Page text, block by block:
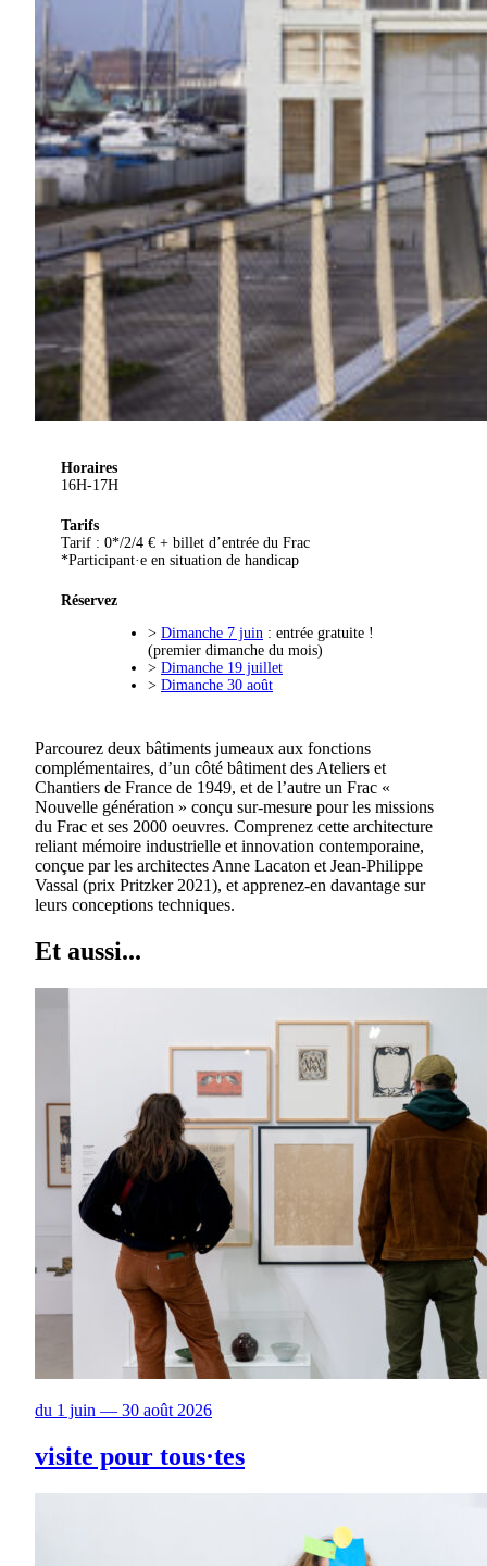
Horaires
16H-17H
Tarifs
Tarif : 0*/2/4 € + billet d’entrée du Frac
*Participant·e en situation de handicap
Réservez
> Dimanche 7 juin : entrée gratuite !
(premier dimanche du mois)
> Dimanche 19 juillet
> Dimanche 30 août
Parcourez deux bâtiments jumeaux aux fonctions
complémentaires, d’un côté bâtiment des Ateliers et
Chantiers de France de 1949, et de l’autre un Frac «
Nouvelle génération » conçu sur-mesure pour les missions
du Frac et ses 2000 oeuvres. Comprenez cette architecture
reliant mémoire industrielle et innovation contemporaine,
conçue par les architectes Anne Lacaton et Jean-Philippe
Vassal (prix Pritzker 2021), et apprenez-en davantage sur
leurs conceptions techniques.
Et aussi...
du 1 juin — 30 août 2026
visite pour tous·tes